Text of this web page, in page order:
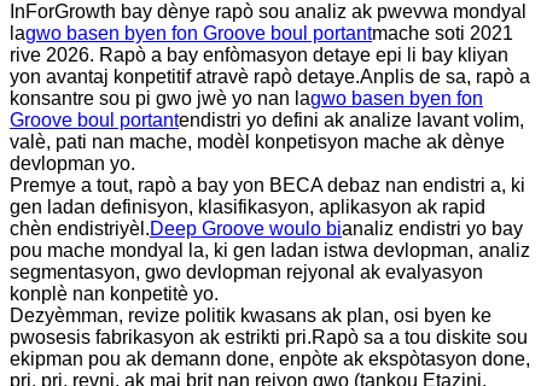
InForGrowth bay dènye rapò sou analiz ak pwevwa mondyal
lagwo basen byen fon Groove boul portantmache soti 2021
rive 2026. Rapò a bay enfòmasyon detaye epi li bay kliyan
yon avantaj konpetitif atravè rapò detaye.Anplis de sa, rapò a
konsantre sou pi gwo jwè yo nan lagwo basen byen fon
Groove boul portantendistri yo defini ak analize lavant volim,
valè, pati nan mache, modèl konpetisyon mache ak dènye
devlopman yo.
Premye a tout, rapò a bay yon BECA debaz nan endistri a, ki
gen ladan definisyon, klasifikasyon, aplikasyon ak rapid
chèn endistriyèl.Deep Groove woulo bianaliz endistri yo bay
pou mache mondyal la, ki gen ladan istwa devlopman, analiz
segmentasyon, gwo devlopman rejyonal ak evalyasyon
konplè nan konpetitè yo.
Dezyèmman, revize politik kwasans ak plan, osi byen ke
pwosesis fabrikasyon ak estrikti pri.Rapò sa a tou diskite sou
ekipman pou ak demann done, enpòte ak ekspòtasyon done,
pri, pri, revni, ak maj brit nan rejyon gwo (tankou Etazini,